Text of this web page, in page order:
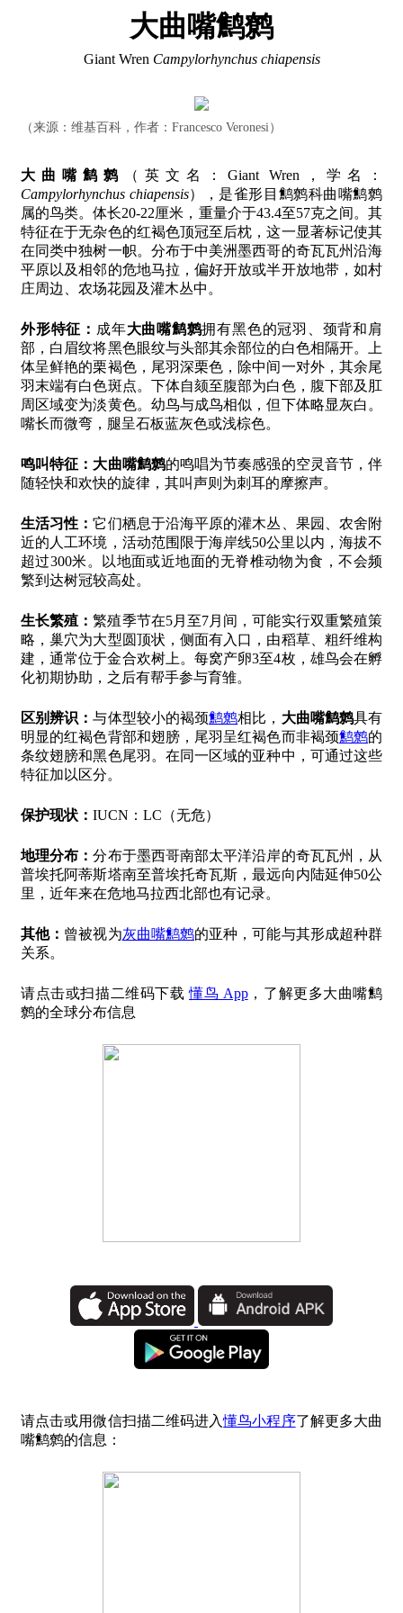
大曲嘴鹪鹩
Giant Wren Campylorhynchus chiapensis
（来源：维基百科，作者：Francesco Veronesi）
大曲嘴鹪鹩
（英文名：Giant Wren，学名：
Campylorhynchus chiapensis），是雀形目鹪鹩科曲嘴鹪鹩
属的鸟类。体长20-22厘米，重量介于43.4至57克之间。其
特征在于无杂色的红褐色顶冠至后枕，这一显著标记使其
在同类中独树一帜。分布于中美洲墨西哥的奇瓦瓦州沿海
平原以及相邻的危地马拉，偏好开放或半开放地带，如村
庄周边、农场花园及灌木丛中。
外形特征： 成年大曲嘴鹪鹩拥有黑色的冠羽、颈背和肩
部，白眉纹将黑色眼纹与头部其余部位的白色相隔开。上
体呈鲜艳的栗褐色，尾羽深栗色，除中间一对外，其余尾
羽末端有白色斑点。下体自颏至腹部为白色，腹下部及肛
周区域变为淡黄色。幼鸟与成鸟相似，但下体略显灰白。
嘴长而微弯，腿呈石板蓝灰色或浅棕色。
鸣叫特征： 大曲嘴鹪鹩的鸣唱为节奏感强的空灵音节，伴
随轻快和欢快的旋律，其叫声则为刺耳的摩擦声。
生活习性：它们栖息于沿海平原的灌木丛、果园、农舍附
近的人工环境，活动范围限于海岸线50公里以内，海拔不
超过300米。以地面或近地面的无脊椎动物为食，不会频
繁到达树冠较高处。
生长繁殖：繁殖季节在5月至7月间，可能实行双重繁殖策
略，巢穴为大型圆顶状，侧面有入口，由稻草、粗纤维构
建，通常位于金合欢树上。每窝产卵3至4枚，雄鸟会在孵
化初期协助，之后有帮手参与育雏。
区别辨识：与体型较小的褐颈鹪鹩相比， 大曲嘴鹪鹩具有
明显的红褐色背部和翅膀，尾羽呈红褐色而非褐颈鹪鹩的
条纹翅膀和黑色尾羽。在同一区域的亚种中，可通过这些
特征加以区分。
保护现状： IUCN：LC（无危）
地理分布：分布于墨西哥南部太平洋沿岸的奇瓦瓦州，从
普埃托阿蒂斯塔南至普埃托奇瓦斯，最远向内陆延伸50公
里，近年来在危地马拉西北部也有记录。
其他： 曾被视为灰曲嘴鹪鹩的亚种，可能与其形成超种群
关系。
请点击或扫描二维码下载懂鸟 App，了解更多大曲嘴鹪
鹩的全球分布信息
请点击或用微信扫描二维码进入懂鸟小程序了解更多大曲
嘴鹪鹩的信息：